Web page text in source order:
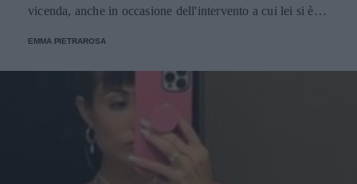
vicenda, anche in occasione dell'intervento a cui lei si è
EMMA PIETRAROSA